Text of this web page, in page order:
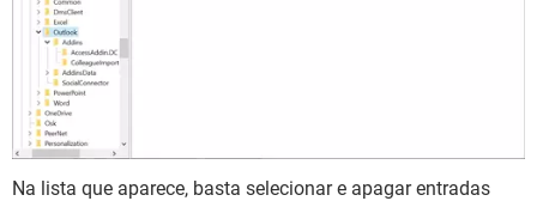
Na lista que aparece, basta selecionar e apagar entradas